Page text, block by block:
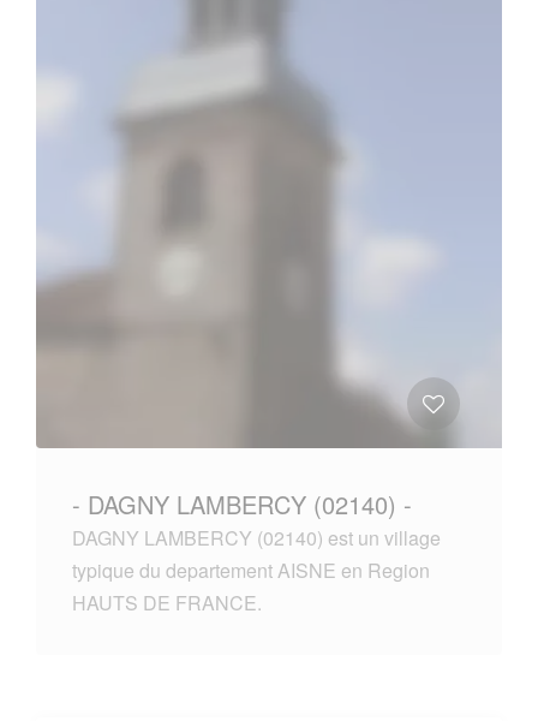
- DAGNY LAMBERCY (02140) -
DAGNY LAMBERCY (02140) est un village
typique du departement AISNE en Region
HAUTS DE FRANCE.